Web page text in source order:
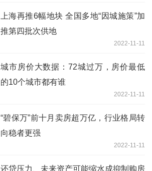
上海再推6幅地块 全国多地“因城施策”加
推第四批次供地
2022-11-11
城市房价大数据：72城过万，房价最低
的10个城市都有谁
2022-11-11
“碧保万”前十月卖房超万亿，行业格局转
向稳者更强
2022-11-11
还贷压力、未来资产可能缩水成抑制购房